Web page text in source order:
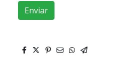
Enviar